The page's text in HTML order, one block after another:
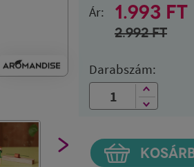
Ár: 1.993 FT
2.992FT
Darabszám: